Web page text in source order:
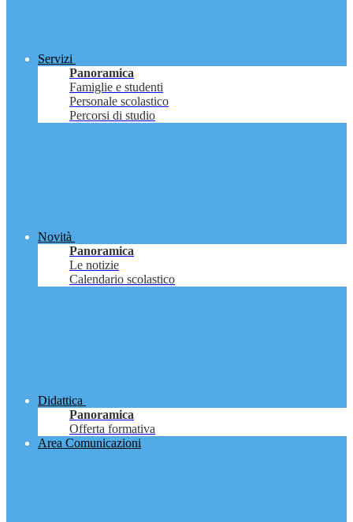
Servizi
Panoramica
Famiglie e studenti
Personale scolastico
Percorsi di studio
Novità
Panoramica
Le notizie
Calendario scolastico
Didattica
Panoramica
Offerta formativa
Area Comunicazioni